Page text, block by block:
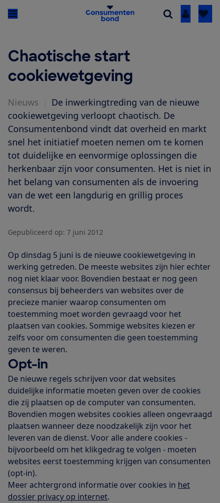
Inloggen
Chaotische start
cookiewetgeving
Nieuws
De inwerkingtreding van de nieuwe
cookiewetgeving verloopt chaotisch. De
Consumentenbond vindt dat overheid en markt
snel het initiatief moeten nemen om te komen
tot duidelijke en eenvormige oplossingen die
herkenbaar zijn voor consumenten. Het is niet in
het belang van consumenten als de invoering
van de wet een langdurig en grillig proces
wordt.
Gepubliceerd op: 7 juni 2012
Op dinsdag 5 juni is de nieuwe cookiewetgeving in
werking getreden. De meeste websites zijn hier echter
nog niet klaar voor. Bovendien bestaat er nog geen
consensus bij beheerders van websites over de
precieze manier waarop consumenten om
toestemming moet worden gevraagd voor het
plaatsen van cookies. Sommige websites kiezen er
zelfs voor om consumenten die geen toestemming
geven te weren.
Opt-in
De nieuwe regels schrijven voor dat websites
duidelijke informatie moeten geven over de cookies
die zij plaatsen op de computer van consumenten.
Bovendien mogen websites cookies alleen ongevraagd
plaatsen wanneer deze noodzakelijk zijn voor het
leveren van de dienst. Voor alle andere cookies -
bijvoorbeeld om het klikgedrag te volgen - moeten
websites eerst toestemming krijgen van consumenten
(opt-in).
Meer achtergrond informatie over cookies in het
dossier privacy op internet.